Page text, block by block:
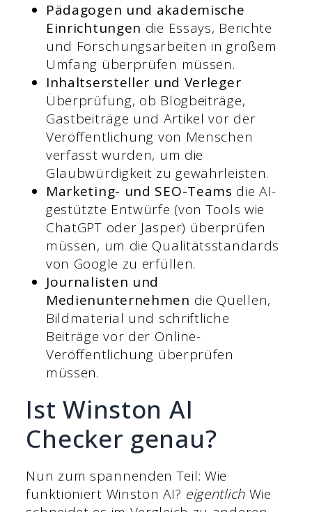
Pädagogen und akademische
Einrichtungen die Essays, Berichte
und Forschungsarbeiten in großem
Umfang überprüfen müssen.
Inhaltsersteller und Verleger
Überprüfung, ob Blogbeiträge,
Gastbeiträge und Artikel vor der
Veröffentlichung von Menschen
verfasst wurden, um die
Glaubwürdigkeit zu gewährleisten.
Marketing- und SEO-Teams die AI-
gestützte Entwürfe (von Tools wie
ChatGPT oder Jasper) überprüfen
müssen, um die Qualitätsstandards
von Google zu erfüllen.
Journalisten und
Medienunternehmen die Quellen,
Bildmaterial und schriftliche
Beiträge vor der Online-
Veröffentlichung überprüfen
müssen.
Ist Winston AI
Checker genau?
Nun zum spannenden Teil: Wie
funktioniert Winston AI? eigentlichWie